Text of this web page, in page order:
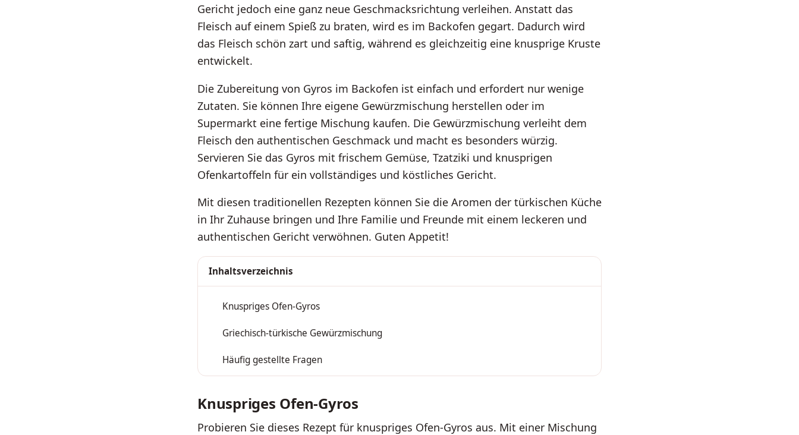
Gericht jedoch eine ganz neue Geschmacksrichtung verleihen. Anstatt das
Fleisch auf einem Spieß zu braten, wird es im Backofen gegart. Dadurch wird
das Fleisch schön zart und saftig, während es gleichzeitig eine knusprige Kruste
entwickelt.
Die Zubereitung von Gyros im Backofen ist einfach und erfordert nur wenige
Zutaten. Sie können Ihre eigene Gewürzmischung herstellen oder im
Supermarkt eine fertige Mischung kaufen. Die Gewürzmischung verleiht dem
Fleisch den authentischen Geschmack und macht es besonders würzig.
Servieren Sie das Gyros mit frischem Gemüse, Tzatziki und knusprigen
Ofenkartoffeln für ein vollständiges und köstliches Gericht.
Mit diesen traditionellen Rezepten können Sie die Aromen der türkischen Küche
in Ihr Zuhause bringen und Ihre Familie und Freunde mit einem leckeren und
authentischen Gericht verwöhnen. Guten Appetit!
Inhaltsverzeichnis
Knuspriges Ofen-Gyros
Griechisch-türkische Gewürzmischung
Häufig gestellte Fragen
Knuspriges Ofen-Gyros
Probieren Sie dieses Rezept für knuspriges Ofen-Gyros aus. Mit einer Mischung